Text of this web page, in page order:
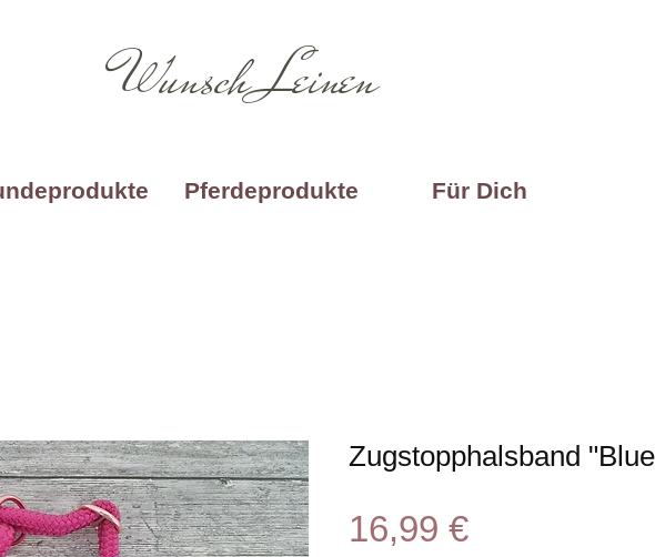
Wunsch Leinen
Pferdeprodukte Für Dich
Zugstopphalsband
16,99 €Preis